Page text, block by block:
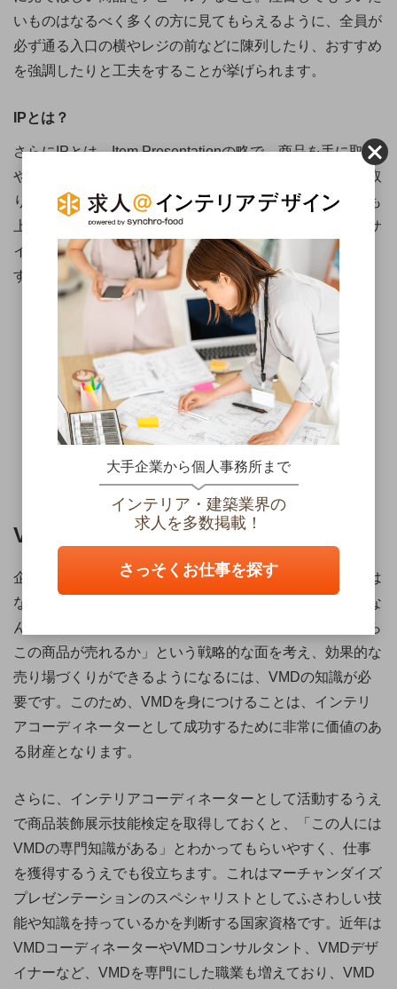
いものはなるべく多くの方に見てもらえるように、全員が
必ず通る入口の横やレジの前などに陳列したり、おすすめ
を強調したりと工夫をすることが挙げられます。
IPとは？
さらにIPとは、Item Presentationの略で、商品を手に取り
やすくすること。お客様がストレスフリーで商品を手に取
りじっくり見られるようにすれば、その分購入の可能性も
上がります。同じジャンルの商品をまとめて置いたり、サ
イズをそろえて置いたりするといったことが挙げられま
す。
画像素材：PIXTA
VMDとインテリアコーディネーター
企業が求めているのは、ただ単に居心地がいい売り場では
なく、商品が売れる売り場です。専門知識がなくても「な
んとなく雰囲気がいい店舗」は作れますが、「どうしたら
この商品が売れるか」という戦略的な面を考え、効果的な
売り場づくりができるようになるには、VMDの知識が必
要です。このため、VMDを身につけることは、インテリ
アコーディネーターとして成功するために非常に価値のあ
る財産となります。
さらに、インテリアコーディネーターとして活動するうえ
で商品装飾展示技能検定を取得しておくと、「この人には
VMDの専門知識がある」とわかってもらいやすく、仕事
を獲得するうえでも役立ちます。これはマーチャンダイズ
プレゼンテーションのスペシャリストとしてふさわしい技
能や知識を持っているかを判断する国家資格です。近年は
VMDコーディネーターやVMDコンサルタント、VMDデザ
イナーなど、VMDを専門にした職業も増えており、VMD
大手企業から個人事務所まで
インテリア・建築業界の
求人を多数掲載！
さっそくお仕事を探す